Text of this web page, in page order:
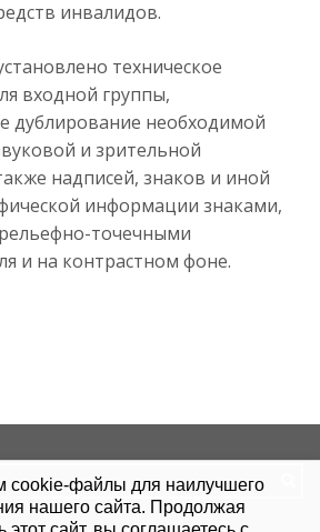
инвалидов.
техническое
входной группы,
дублирование необходимой
и зрительной
надписей, знаков и иной
информации знаками,
точечными
и на контрастном фоне.
Search
for:
cookie-файлы для наилучшего
нашего сайта. Продолжая